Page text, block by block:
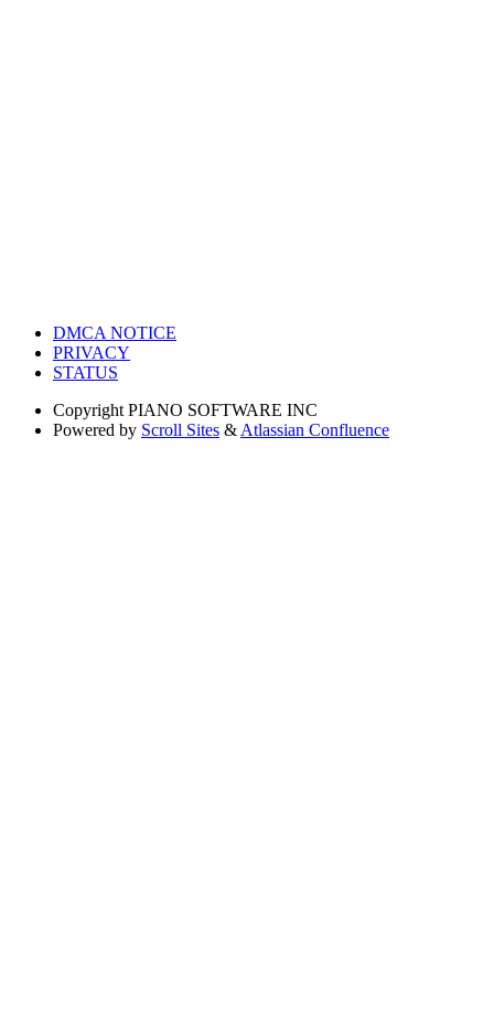
DMCA NOTICE
PRIVACY
STATUS
Copyright PIANO SOFTWARE INC
Powered by Scroll Sites & Atlassian Confluence